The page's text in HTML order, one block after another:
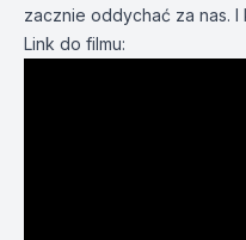
zacznie oddychać za nas. I
Link do filmu: